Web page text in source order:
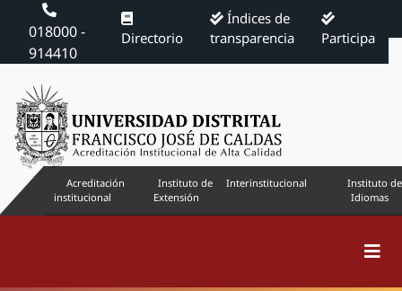
018000 -
914410
Directorio
Índices de
transparencia
Participa
Acreditación
institucional
Instituto de
Extensión
Interinstitucional
Instituto de
Idiomas